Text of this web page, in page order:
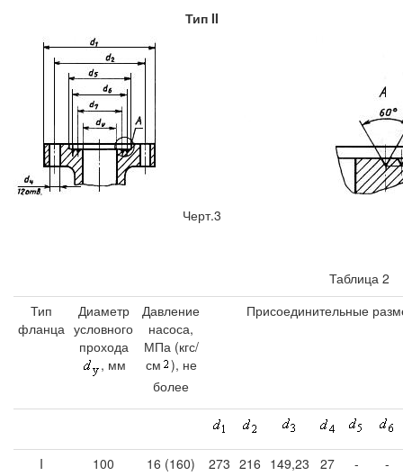
Тип II
Черт.3
Таблица 2
Тип
фланца
Диаметр
условного
прохода
, мм
Давление
насоса,
МПа (кгс/
см ), не
более
Присоединительные
I 100 16 (160) 273 216 149,23 27 - -